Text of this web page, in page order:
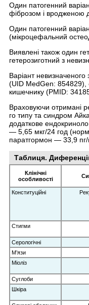
Один патогенний
фіброзом і вродженою
Один патогенний
(мікроцефальний
Виявлені також один
гетерозиготний з
Варіант
(UID MedGen:
кишечнику (PMID:
Враховуючи отримані
го типу та синдром
додаткове
— 5,65 мкг/24 год
паратгормон — 33,9
Таблиця.
Клінічні
особливості
Конституційні
Стигми
Серологічні
М’язи
Міоліз
Суглоби
Шкіра